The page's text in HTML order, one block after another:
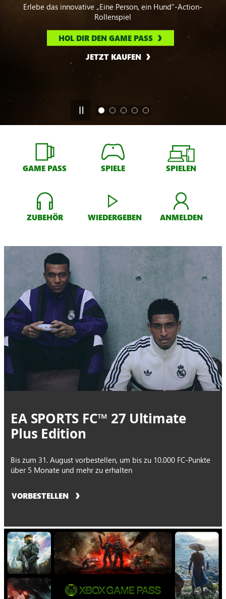
Erlebe das innovative „Eine Person, ein Hund“-Action-
Rollenspiel
HOL DIR DEN GAME PASS
JETZT KAUFEN
GAME PASS SPIELE SPIELEN
ZUBEHÖR WIEDERGEBEN ANMELDEN
EA SPORTS FC™ 27 Ultimate
Plus Edition
Bis zum 31. August vorbestellen, um bis zu 10.000 FC-Punkte
über 5 Monate und mehr zu erhalten
VORBESTELLEN